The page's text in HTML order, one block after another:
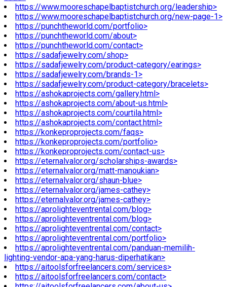
https://www.mooreschapelbaptistchurch.org/leadership>
https://www.mooreschapelbaptistchurch.org/new-page-1>
https://punchtheworld.com/portfolio>
https://punchtheworld.com/about>
https://punchtheworld.com/contact>
https://sadafjewelry.com/shop>
https://sadafjewelry.com/product-category/earings>
https://sadafjewelry.com/brands-1>
https://sadafjewelry.com/product-category/bracelets>
https://ashokaprojects.com/gallery.html>
https://ashokaprojects.com/about-us.html>
https://ashokaprojects.com/courtila.html>
https://ashokaprojects.com/contact.html>
https://konkeproprojects.com/faqs>
https://konkeproprojects.com/portfolio>
https://konkeproprojects.com/contact-us>
https://eternalvalor.org/scholarships-awards>
https://eternalvalor.org/matt-manoukian>
https://eternalvalor.org/shaun-blue>
https://eternalvalor.org/james-cathey>
https://eternalvalor.org/james-cathey>
https://aprolighteventrental.com/blog>
https://aprolighteventrental.com/blog>
https://aprolighteventrental.com/contact>
https://aprolighteventrental.com/portfolio>
https://aprolighteventrental.com/panduan-memilih-
lighting-vendor-apa-yang-harus-diperhatikan>
https://aitoolsforfreelancers.com/services>
https://aitoolsforfreelancers.com/contact>